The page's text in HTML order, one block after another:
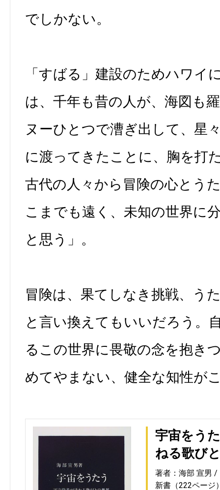
でしかない。
「すばる」建設のためハワイ
は、千年も昔の人が、海図も
ヌーひとつで漕ぎ出して、星
に渡ってきたことに、胸を打
古代の人々から冒険の心とう
こまでも遠く、未知の世界に
と思う」。
冒険は、果てしなき挑戦、う
と言い換えてもいいだろう。
るこの世界に畏敬の念を抱き
めてやまない、健全な知性が
宇宙をう
ねる歌び
著者：海部 宣男
新書（222ページ